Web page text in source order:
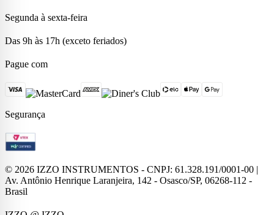
Segunda à sexta-feira
Das 9h às 17h (exceto feriados)
Pague com
Segurança
© 2026 IZZO INSTRUMENTOS - CNPJ: 61.328.191/0001-00 |
Av. Antônio Henrique Laranjeira, 142 - Osasco/SP, 06268-112 -
Brasil